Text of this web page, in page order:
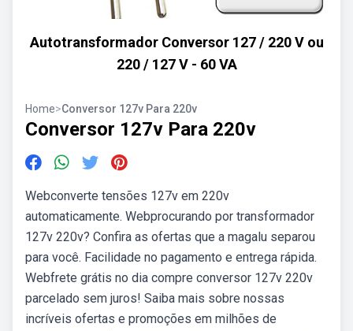
Autotransformador Conversor 127 / 220 V ou
220 / 127 V - 60 VA
Home>Conversor 127v Para 220v
Conversor 127v Para 220v
Webconverte tensões 127v em 220v
automaticamente. Webprocurando por transformador
127v 220v? Confira as ofertas que a magalu separou
para você. Facilidade no pagamento e entrega rápida.
Webfrete grátis no dia compre conversor 127v 220v
parcelado sem juros! Saiba mais sobre nossas
incríveis ofertas e promoções em milhões de